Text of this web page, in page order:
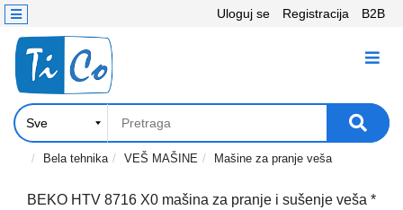
Uloguj se Registracija B2B
KATEGORIJE
Računari,
Komponente
Laptop
tablet
Kontakt
Bela tehnika VEŠ MAŠINE Mašine za pranje veša
BEKO HTV 8716 X0 mašina za pranje i sušenje veša *